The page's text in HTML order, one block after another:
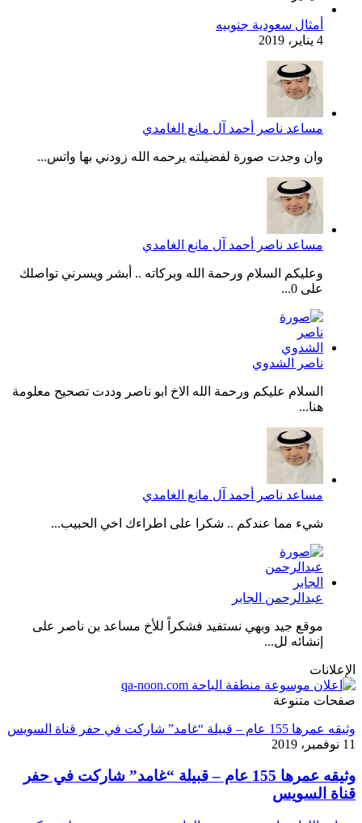
أمثال سعودية جنوبيه
4 يناير، 2019
مساعد ناصر أحمد آل مانع الغامدي
وان وجدت صورة لفضيلته يرحمه الله زودني بها واتس...
مساعد ناصر أحمد آل مانع الغامدي
وعليكم السلام ورحمة الله وبركاته .. أبشر ويسرني تواصلك
على 0...
ناصر الشدوي
السلام عليكم ورحمة الله الاخ ابو ناصر وددت تصحيح معلومة
هنا...
مساعد ناصر أحمد آل مانع الغامدي
شيء مما عندكم .. شكرا على اطراءك اخي الحبيب...
عبدالرحمن الجابر
موقع جيد وبهي نستفيد فشكراً للأخ مساعد بن ناصر على
إنشائه لل...
الإعلانات
صفحات متنوعة
وثيقه عمرها 155 عام – قبيلة “غامد” شاركت في حفر قناة السويس
11 نوفمبر، 2019
وثيقه عمرها 155 عام – قبيلة “غامد” شاركت في حفر
قناة السويس